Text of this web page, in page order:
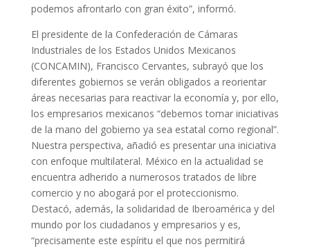
podemos afrontarlo con gran éxito”, informó.
El presidente de la Confederación de Cámaras
Industriales de los Estados Unidos Mexicanos
(CONCAMIN), Francisco Cervantes, subrayó que los
diferentes gobiernos se verán obligados a reorientar
áreas necesarias para reactivar la economía y, por ello,
los empresarios mexicanos “debemos tomar iniciativas
de la mano del gobierno ya sea estatal como regional”.
Nuestra perspectiva, añadió es presentar una iniciativa
con enfoque multilateral. México en la actualidad se
encuentra adherido a numerosos tratados de libre
comercio y no abogará por el proteccionismo.
Destacó, además, la solidaridad de Iberoamérica y del
mundo por los ciudadanos y empresarios y es,
“precisamente este espíritu el que nos permitirá